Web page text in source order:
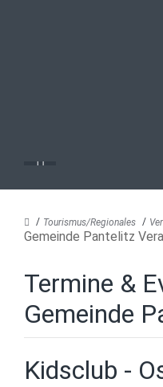
Tourismus/Regionales
Gemeinde Pantelitz
Termine &
Gemeinde
Kidsclub -